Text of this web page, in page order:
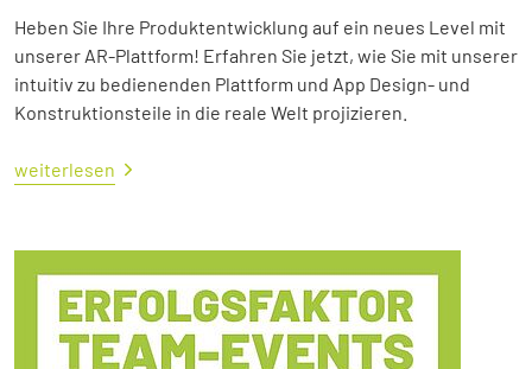
Heben Sie Ihre Produktentwicklung auf ein neues Level mit
unserer AR-Plattform! Erfahren Sie jetzt, wie Sie mit unserer
intuitiv zu bedienenden Plattform und App Design- und
Konstruktionsteile in die reale Welt projizieren.
weiterlesen